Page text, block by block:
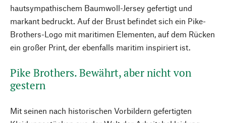
hautsympathischem Baumwoll-Jersey gefertigt und
markant bedruckt. Auf der Brust befindet sich ein Pike-
Brothers-Logo mit maritimen Elementen, auf dem Rücken
ein großer Print, der ebenfalls maritim inspiriert ist.
Pike Brothers. Bewährt, aber nicht von
gestern
Mit seinen nach historischen Vorbildern gefertigten